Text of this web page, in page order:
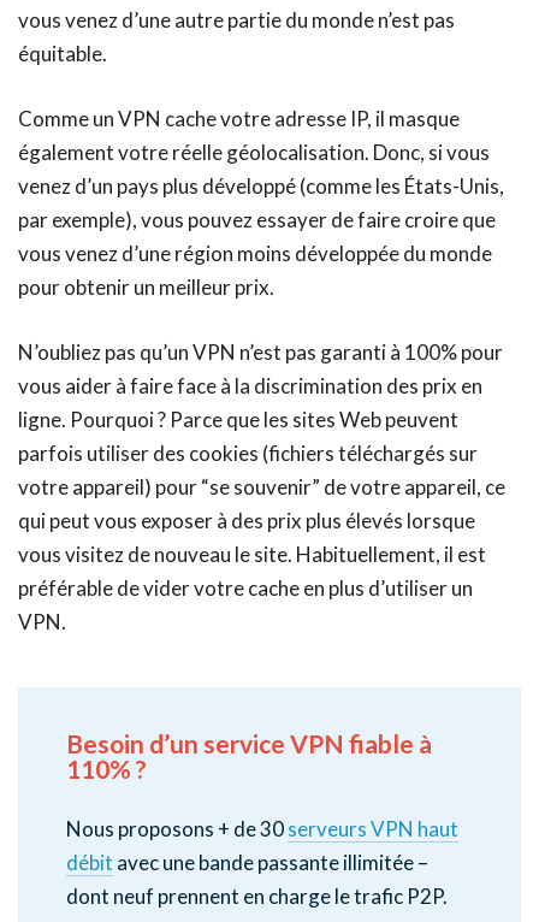
vous venez d’une autre partie du monde n’est pas
équitable.
Comme un VPN cache votre adresse IP, il masque
également votre réelle géolocalisation. Donc, si vous
venez d’un pays plus développé (comme les États-Unis,
par exemple), vous pouvez essayer de faire croire que
vous venez d’une région moins développée du monde
pour obtenir un meilleur prix.
N’oubliez pas qu’un VPN n’est pas garanti à 100% pour
vous aider à faire face à la discrimination des prix en
ligne. Pourquoi ? Parce que les sites Web peuvent
parfois utiliser des cookies (fichiers téléchargés sur
votre appareil) pour “se souvenir” de votre appareil, ce
qui peut vous exposer à des prix plus élevés lorsque
vous visitez de nouveau le site. Habituellement, il est
préférable de vider votre cache en plus d’utiliser un
VPN.
Besoin d’un service VPN fiable à
110% ?
Nous proposons + de 30serveurs VPN haut
débit avec une bande passante illimitée –
dont neuf prennent en charge le trafic P2P.